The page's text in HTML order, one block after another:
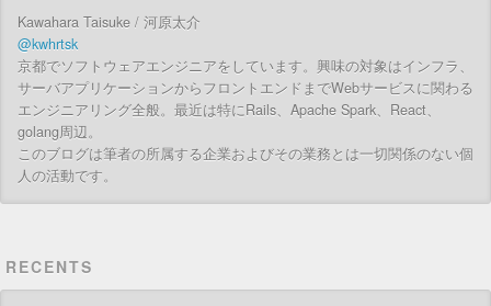
Kawahara Taisuke / 河原太介
@kwhrtsk
京都でソフトウェアエンジニアをしています。興味の対象はインフラ、
サーバアプリケーションからフロントエンドまでWebサービスに関わる
エンジニアリング全般。最近は特にRails、Apache Spark、React、
golang周辺。
このブログは筆者の所属する企業およびその業務とは一切関係のない個
人の活動です。
RECENTS